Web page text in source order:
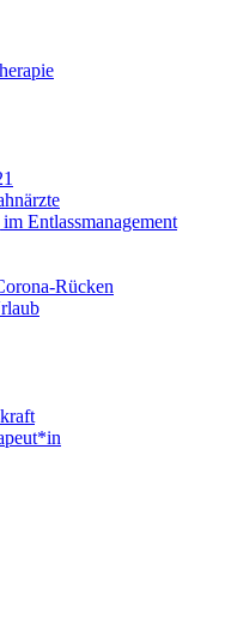
Entlassmanagement
Rücken